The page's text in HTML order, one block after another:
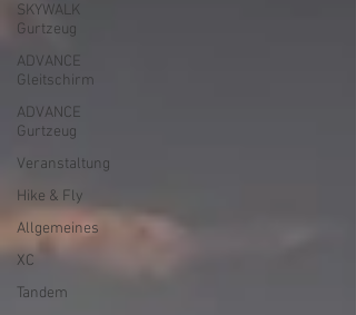
SKYWALK
Gurtzeug
ADVANCE
Gleitschirm
ADVANCE
Gurtzeug
Veranstaltung
Hike & Fly
Allgemeines
XC
Tandem